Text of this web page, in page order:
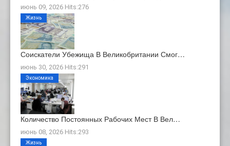
июнь 09, 2026 Hits:276
Соискатели Убежища В Великобритании Смог…
июнь 30, 2026 Hits:291
Жизнь
Количество Постоянных Рабочих Мест В Вел…
июнь 08, 2026 Hits:293
Экономика
Жизнь